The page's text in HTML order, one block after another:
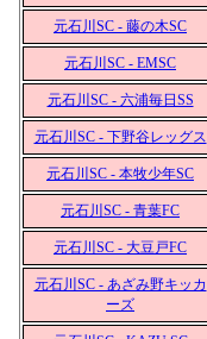
元石川SC - 藤の木SC
元石川SC - EMSC
元石川SC - 六浦毎日SS
元石川SC - 下野谷レッグス
元石川SC - 本牧少年SC
元石川SC - 青葉FC
元石川SC - 大豆戸FC
元石川SC - あざみ野キッカ
ーズ